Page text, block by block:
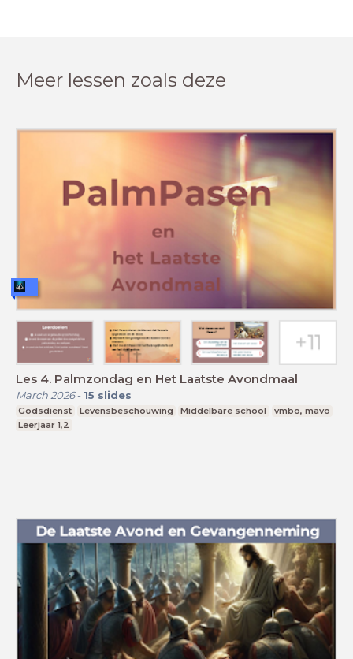
Meer lessen zoals deze
Les 4. Palmzondag en Het Laatste Avondmaal
March 2026- 15 slides
Godsdienst Levensbeschouwing Middelbare school
vmbo, mavo
Leerjaar 1,2